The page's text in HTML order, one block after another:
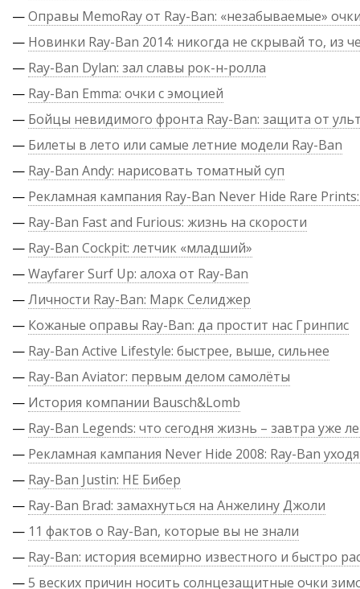
—Оправы MemoRay от Ray-Ban: «незабываемые»
— Новинки Ray-Ban 2014: никогда не скрывай то, из
— Ray-Ban Dylan: зал славы рок-н-ролла
— Ray-Ban Emma: очки с эмоцией
— Бойцы невидимого фронта Ray-Ban: защита от
— Билеты в лето или самые летние модели Ray-Ban
— Ray-Ban Andy: нарисовать томатный суп
— Рекламная кампания Ray-Ban Never Hide Rare
— Ray-Ban Fast and Furious: жизнь на скорости
— Ray-Ban Cockpit: летчик «младший»
—Wayfarer Surf Up: алоха от Ray-Ban
—Личности Ray-Ban: Марк Селиджер
— Кожаные оправы Ray-Ban: да простит нас Гринпис
— Ray-Ban Active Lifestyle: быстрее, выше, сильнее
— Ray-Ban Aviator: первым делом самолёты
— История компании Bausch&Lomb
— Ray-Ban Legends: что сегодня жизнь – завтра уже
— Рекламная кампания Never Hide 2008: Ray-Ban
— Ray-Ban Justin: НЕ Бибер
— Ray-Ban Brad: замахнуться на Анжелину Джоли
— 11 фактов о Ray-Ban, которые вы не знали
— Ray-Ban: история всемирно известного и быстро
—5 веских причин носить солнцезащитные очки